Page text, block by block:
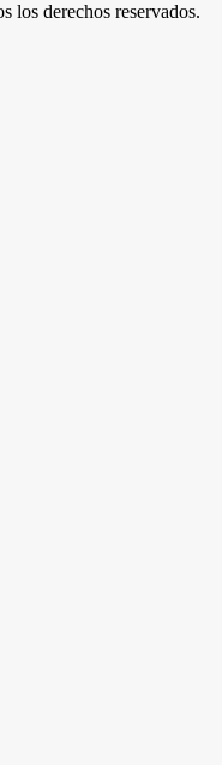
los derechos reservados.